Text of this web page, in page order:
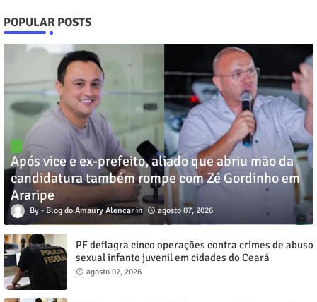
POPULAR POSTS
Após vice e ex-prefeito, aliado que abriu mão da
candidatura também rompe com Zé Gordinho em
Araripe
Blog do Amaury Alencar agosto 07, 2026
PF deflagra cinco operações contra crimes de abuso
sexual infanto juvenil em cidades do Ceará
agosto 07, 2026